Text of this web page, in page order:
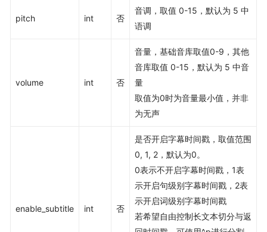
pitch int 否
音调，取值 0-15，默认为 5 中
语调
volume int 否
音量，基础音库取值0-9，其他
音库取值 0-15，默认为 5 中音
量
取值为0时为音量最小值，并非
为无声
enable_subtitle int 否
是否开启字幕时间戳，取值范围
0, 1, 2，默认为0。
0表示不开启字幕时间戳，1表
示开启句级别字幕时间戳，2表
示开启词级别字幕时间戳
若希望自由控制长文本切分与返